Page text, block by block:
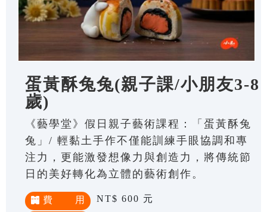
蛋黃酥兔兔(親子課/小朋友3-8
歲)
《藝學堂》假日親子藝術課程：「蛋黃酥兔
兔」/ 輕黏土手作不僅能訓練手眼協調和專
注力，更能激發想像力與創造力，將傳統節
日的美好轉化為立體的藝術創作。
費 用 NT$ 600 元